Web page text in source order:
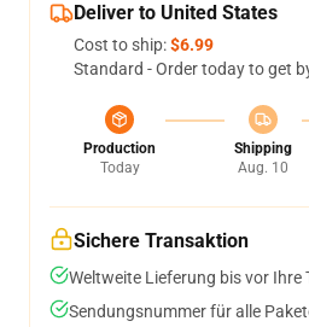
Deliver to United States
Cost to ship:$6.99
Standard - Order today to get
Production
Today
Shipping
Aug. 10
Sichere Transaktion
Weltweite Lieferung bis vor Ihre
Sendungsnummer für alle